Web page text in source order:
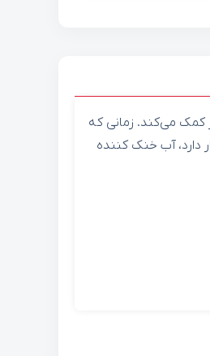
می‌کند. زمانی که
دارد، آب خنک کننده